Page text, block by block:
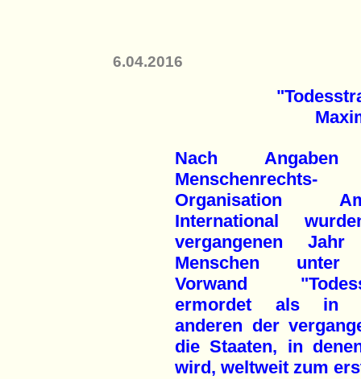
6.04.2016
Nach
Menschenrechts-
Organisation
International
vergangenen Jahr
Menschen
Vorwand
ermordet als in
anderen der
die Staaten, in
wird, weltweit zum